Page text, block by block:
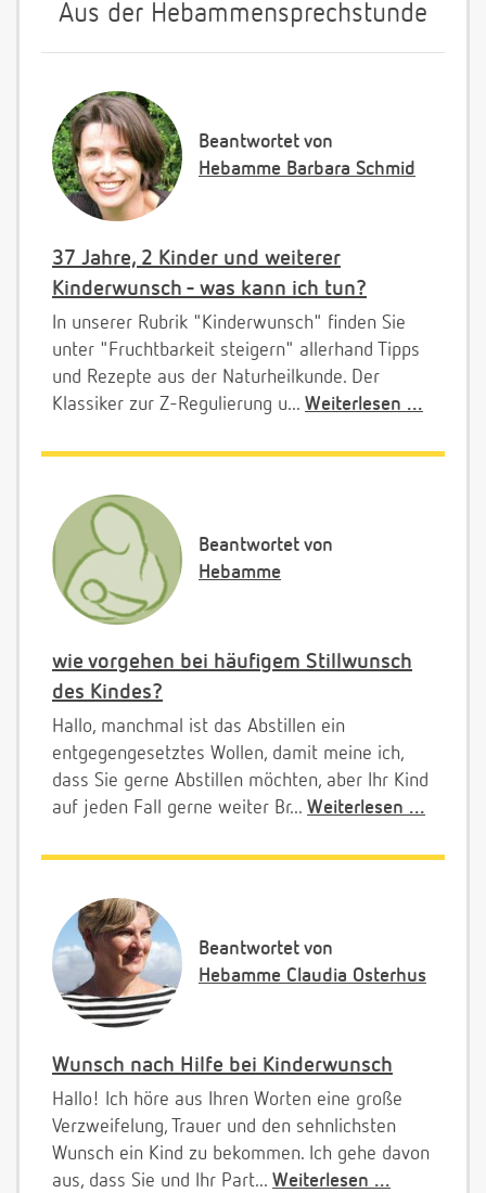
Aus der Hebammensprechstunde
Beantwortet von
Hebamme Barbara Schmid
37 Jahre, 2 Kinder und weiterer
Kinderwunsch - was kann ich tun?
In unserer Rubrik "Kinderwunsch" finden Sie
unter "Fruchtbarkeit steigern" allerhand Tipps
und Rezepte aus der Naturheilkunde. Der
Klassiker zur Z-Regulierung u... Weiterlesen ...
Beantwortet von
Hebamme
wie vorgehen bei häufigem Stillwunsch
des Kindes?
Hallo, manchmal ist das Abstillen ein
entgegengesetztes Wollen, damit meine ich,
dass Sie gerne Abstillen möchten, aber Ihr Kind
auf jeden Fall gerne weiter Br... Weiterlesen ...
Beantwortet von
Hebamme Claudia Osterhus
Wunsch nach Hilfe bei Kinderwunsch
Hallo! Ich höre aus Ihren Worten eine große
Verzweifelung, Trauer und den sehnlichsten
Wunsch ein Kind zu bekommen. Ich gehe davon
aus, dass Sie und Ihr Part... Weiterlesen ...